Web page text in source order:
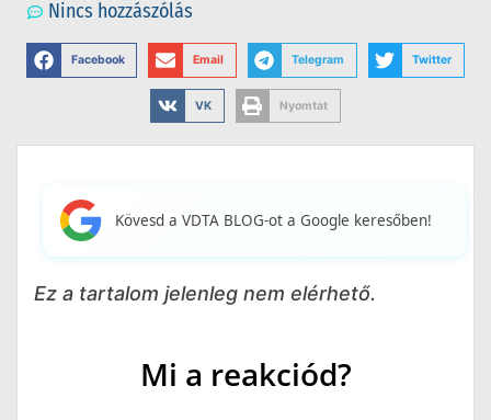
Nincs hozzászólás
Facebook Email Telegram Twitter
VK Nyomtat
Kövesd a VDTA BLOG-ot a Google keresőben!
Ez a tartalom jelenleg nem elérhető.
Mi a reakciód?